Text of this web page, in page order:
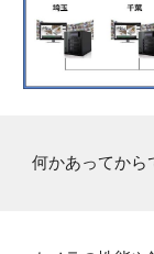
何かあってから